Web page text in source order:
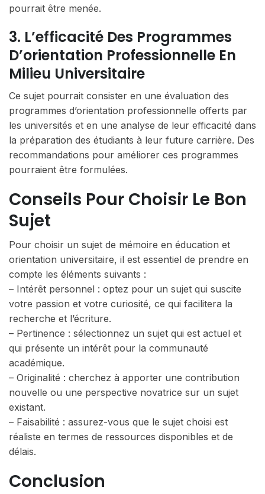
pourrait être menée.
3. L’efficacité Des Programmes
D’orientation Professionnelle En
Milieu Universitaire
Ce sujet pourrait consister en une évaluation des
programmes d’orientation professionnelle offerts par
les universités et en une analyse de leur efficacité dans
la préparation des étudiants à leur future carrière. Des
recommandations pour améliorer ces programmes
pourraient être formulées.
Conseils Pour Choisir Le Bon
Sujet
Pour choisir un sujet de mémoire en éducation et
orientation universitaire, il est essentiel de prendre en
compte les éléments suivants :
– Intérêt personnel : optez pour un sujet qui suscite
votre passion et votre curiosité, ce qui facilitera la
recherche et l’écriture.
– Pertinence : sélectionnez un sujet qui est actuel et
qui présente un intérêt pour la communauté
académique.
– Originalité : cherchez à apporter une contribution
nouvelle ou une perspective novatrice sur un sujet
existant.
– Faisabilité : assurez-vous que le sujet choisi est
réaliste en termes de ressources disponibles et de
délais.
Conclusion